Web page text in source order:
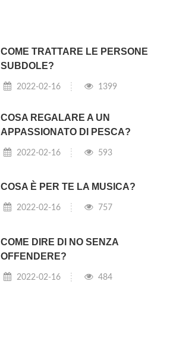
COME TRATTARE LE PERSONE
SUBDOLE?
2022-02-16 1399
COSA REGALARE A UN
APPASSIONATO DI PESCA?
2022-02-16 593
COSA È PER TE LA MUSICA?
2022-02-16 757
COME DIRE DI NO SENZA
OFFENDERE?
2022-02-16 484